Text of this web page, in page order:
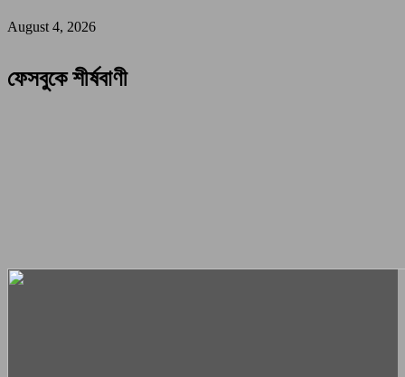
August 4, 2026
ফেসবুকে শীর্ষবাণী